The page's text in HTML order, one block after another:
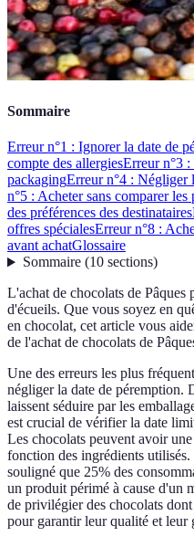
Sommaire
Erreur n°1 : Ignorer la date de
compte des allergiesErreur n°3
packagingErreur n°4 : Négliger
n°5 : Acheter sans comparer les
des préférences des destinataires
offres spécialesErreur n°8 :
avant achatGlossaire
Sommaire(10 sections)
L'achat de chocolats de
d'écueils. Que vous soyez en
en chocolat, cet article vous
de l'achat de chocolats de
Une des erreurs les plus
négliger la date de péremption.
laissent séduire par les
est crucial de vérifier la date
Les chocolats peuvent avoir
fonction des ingrédients
souligné que 25% des
un produit périmé à cause d'un
de privilégier des chocolats
pour garantir leur qualité et leur